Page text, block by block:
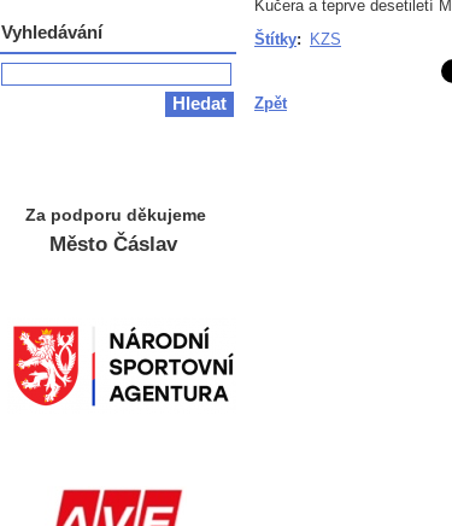
Kučera a teprve desetiletí
Štítky: KZS
Zpět
Vyhledávání
Za podporu děkujeme
Město Čáslav